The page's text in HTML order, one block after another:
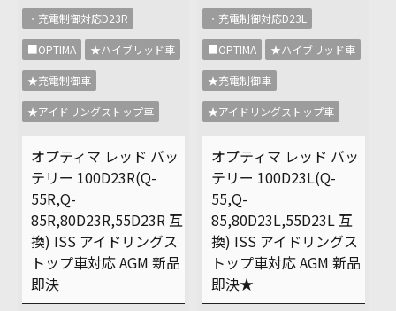
・充電制御対応D23R
■OPTIMA ★ハイブリッド車
★充電制御車
★アイドリングストップ車
オプティマ レッド バッ
テリー 100D23R(Q-
55R,Q-
85R,80D23R,55D23R 互
換) ISS アイドリングス
トップ車対応 AGM 新品
即決
・充電制御対応D23L
■OPTIMA ★ハイブリッド車
★充電制御車
★アイドリングストップ車
オプティマ レッド バッ
テリー 100D23L(Q-
55,Q-
85,80D23L,55D23L 互
換) ISS アイドリングス
トップ車対応 AGM 新品
即決★